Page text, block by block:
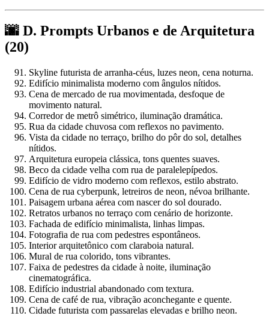
🌆 D. Prompts Urbanos e de Arquitetura
(20)
Skyline futurista de arranha-céus, luzes neon, cena noturna.
Edifício minimalista moderno com ângulos nítidos.
Cena de mercado de rua movimentada, desfoque de
movimento natural.
Corredor de metrô simétrico, iluminação dramática.
Rua da cidade chuvosa com reflexos no pavimento.
Vista da cidade no terraço, brilho do pôr do sol, detalhes
nítidos.
Arquitetura europeia clássica, tons quentes suaves.
Beco da cidade velha com rua de paralelepípedos.
Edifício de vidro moderno com reflexos, estilo abstrato.
Cena de rua cyberpunk, letreiros de neon, névoa brilhante.
Paisagem urbana aérea com nascer do sol dourado.
Retratos urbanos no terraço com cenário de horizonte.
Fachada de edifício minimalista, linhas limpas.
Fotografia de rua com pedestres espontâneos.
Interior arquitetônico com claraboia natural.
Mural de rua colorido, tons vibrantes.
Faixa de pedestres da cidade à noite, iluminação
cinematográfica.
Edifício industrial abandonado com textura.
Cena de café de rua, vibração aconchegante e quente.
Cidade futurista com passarelas elevadas e brilho neon.